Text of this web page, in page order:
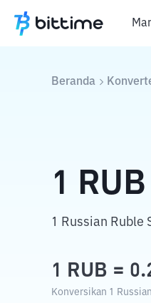
Beranda
1 RUB
1 Russian Ruble
1 RUB =
Konversikan 1